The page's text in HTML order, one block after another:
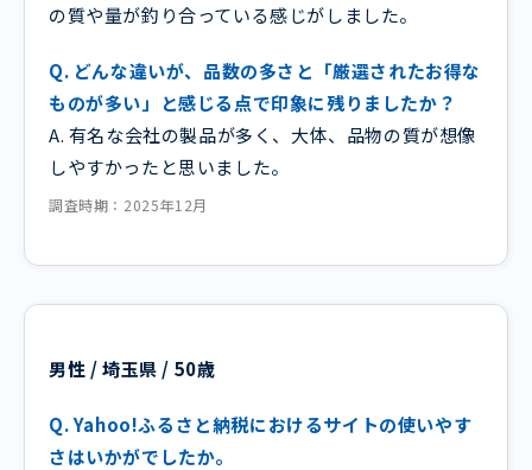
の質や量が釣り合っている感じがしました。
Q. どんな違いが、品数の多さと「厳選されたお得な
ものが多い」と感じる点で印象に残りましたか？
A. 有名な会社の製品が多く、大体、品物の質が想像
しやすかったと思いました。
調査時期：2025年12月
男性 / 埼玉県 / 50歳
Q. Yahoo!ふるさと納税におけるサイトの使いやす
さはいかがでしたか。